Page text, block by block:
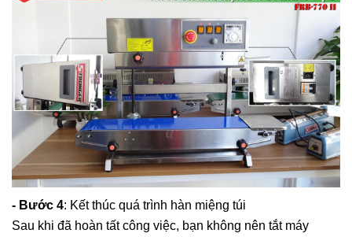
- Bước 4: Kết thúc quá trình hàn miệng túi
Sau khi đã hoàn tất công việc, bạn không nên tắt máy